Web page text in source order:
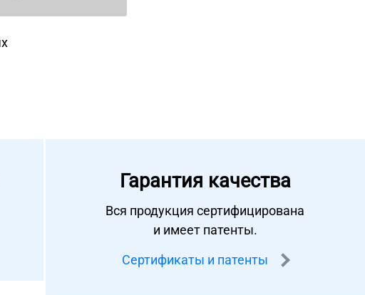
Гарантия качества
Вся продукция сертифицирована
и имеет патенты.
Сертификаты и патенты